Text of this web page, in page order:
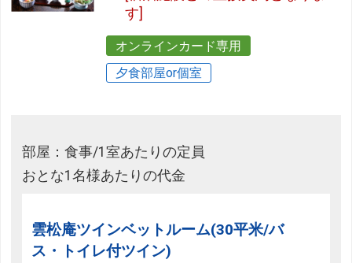
す]
オンラインカード専用
夕食部屋or個室
部屋：食事/1室あたりの定員
おとな1名様あたりの代金
雲松庵ツインベットルーム(30平米/バ
ス・トイレ付ツイン)